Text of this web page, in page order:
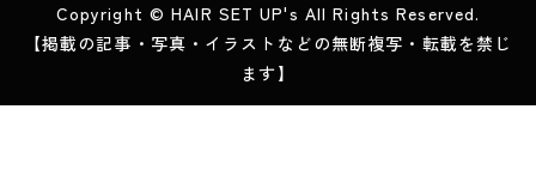
Copyright © HAIR SET UP's All Rights Reserved.
【掲載の記事・写真・イラストなどの無断複写・転載を禁じ
ます】